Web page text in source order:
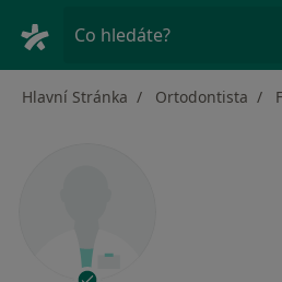
Co hledáte?
Hlavní Stránka Ortodontista